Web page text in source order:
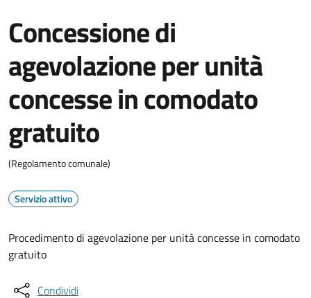
Concessione di
agevolazione per unità
concesse in comodato
gratuito
(Regolamento comunale)
Servizio attivo
Procedimento di agevolazione per unità concesse in comodato
gratuito
Condividi